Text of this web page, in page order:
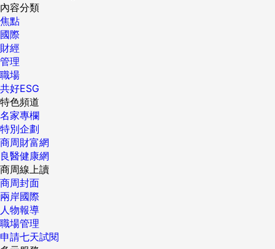
內容分類
焦點
國際
財經
管理
職場
共好ESG
特色頻道
名家專欄
特別企劃
商周財富網
良醫健康網
商周線上讀
商周封面
兩岸國際
人物報導
職場管理
申請七天試閱